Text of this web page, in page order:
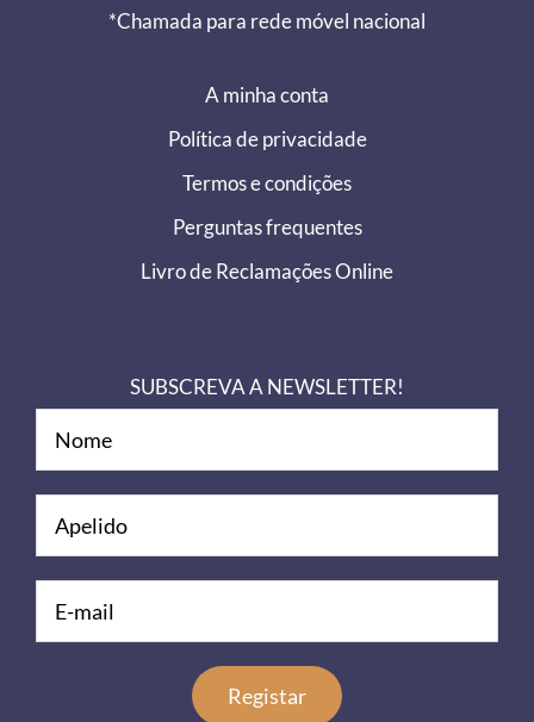
*Chamada para rede móvel nacional
A minha conta
Política de privacidade
Termos e condições
Perguntas frequentes
Livro de Reclamações Online
SUBSCREVA A NEWSLETTER!